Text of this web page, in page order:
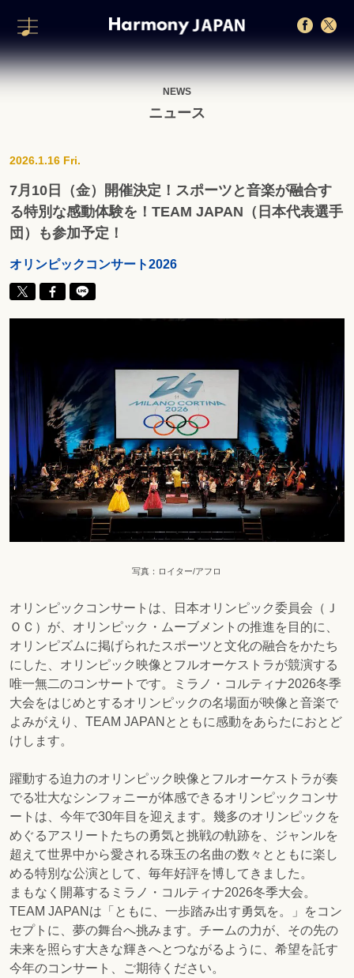
NEWS
ニュース
2026.1.16 Fri.
7月10日（金）開催決定！スポーツと音楽が融合す
る特別な感動体験を！TEAM JAPAN（日本代表選手
団）も参加予定！
オリンピックコンサート2026
写真：ロイター/アフロ
オリンピックコンサートは、日本オリンピック委員会（Ｊ
ＯＣ）が、オリンピック・ムーブメントの推進を目的に、
オリンピズムに掲げられたスポーツと文化の融合をかたち
にした、オリンピック映像とフルオーケストラが競演する
唯一無二のコンサートです。ミラノ・コルティナ2026冬季
大会をはじめとするオリンピックの名場面が映像と音楽で
よみがえり、TEAM JAPANとともに感動をあらたにおとど
けします。
躍動する迫力のオリンピック映像とフルオーケストラが奏
でる壮大なシンフォニーが体感できるオリンピックコンサ
ートは、今年で30年目を迎えます。幾多のオリンピックを
めぐるアスリートたちの勇気と挑戦の軌跡を、ジャンルを
超えて世界中から愛される珠玉の名曲の数々とともに楽し
める特別な公演として、毎年好評を博してきました。
まもなく開幕するミラノ・コルティナ2026冬季大会。
TEAM JAPANは「ともに、一歩踏み出す勇気を。」をコン
セプトに、夢の舞台へ挑みます。チームの力が、その先の
未来を照らす大きな輝きへとつながるように、希望を託す
今年のコンサート、ご期待ください。